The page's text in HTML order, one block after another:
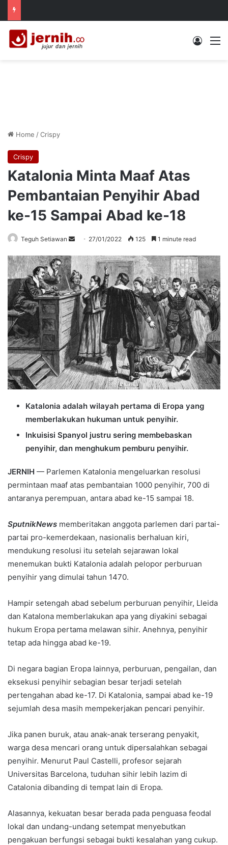
Log In
Home /Crispy
Crispy
Katalonia Minta Maaf Atas
Pembantaian Penyihir Abad
ke-15 Sampai Abad ke-18
Teguh Setiawan
Send
email
27/01/2022 125 1 minute read
Katalonia adalah wilayah pertama di Eropa yang
memberlakukan hukuman untuk penyihir.
Inkuisisi Spanyol justru sering membebaskan
penyihir, dan menghukum pemburu penyihir.
JERNIH — Parlemen Katalonia mengeluarkan resolusi
permintaan maaf atas pembantaian 1000 penyihir, 700 di
antaranya perempuan, antara abad ke-15 sampai 18.
SputnikNews memberitakan anggota parlemen dari partai-
partai pro-kemerdekaan, nasionalis berhaluan kiri,
mendukung resolusi itu setelah sejarawan lokal
menemukan bukti Katalonia adalah pelopor perburuan
penyihir yang dimulai tahun 1470.
Hampir setengah abad sebelum perburuan penyihir, Lleida
dan Katalona memberlakukan apa yang diyakini sebagai
hukum Eropa pertama melawan sihir. Anehnya, penyihir
tetap ada hingga abad ke-19.
Di negara bagian Eropa lainnya, perburuan, pengailan, dan
eksekusi penyihir sebagian besar terjadi setelah
pertengahan abad ke-17. Di Katalonia, sampai abad ke-19
sejumlah desa masih mempekerjakan pencari penyihir.
Jika panen buruk, atau anak-anak terserang penyakit,
warga desa mencari orang untuk dipersalahkan sebagai
penyihir. Menurut Paul Castelli, profesor sejarah
Universitas Barcelona, tuduhan sihir lebih lazim di
Catalonia dibanding di tempat lain di Eropa.
Alasannya, kekuatan besar berada pada penguasa feodal
lokal dan undang-undang setempat menyebutkan
pengakuan berfungsi sebagai bukti kesalahan yang cukup.